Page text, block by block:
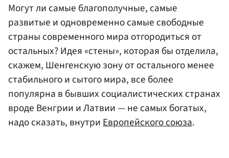
Могут ли самые благополучные, самые
развитые и одновременно самые свободные
страны современного мира отгородиться от
остальных? Идея «стены», которая бы отделила,
скажем, Шенгенскую зону от остального менее
стабильного и сытого мира, все более
популярна в бывших социалистических странах
вроде Венгрии и Латвии — не самых богатых,
надо сказать, внутриЕвропейского союза.